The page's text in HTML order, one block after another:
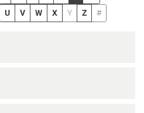
U V W X Y Z #